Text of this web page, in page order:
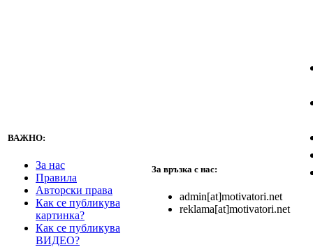
ВАЖНО:
За нас
Правила
Авторски права
Как се публикува
картинка?
Как се публикува
ВИДЕО?
За връзка с нас:
admin[at]motivatori.net
reklama[at]motivatori.net